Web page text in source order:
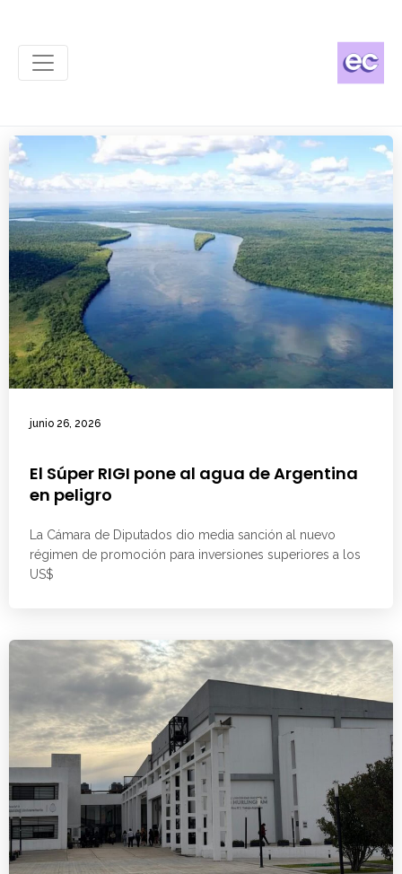
junio 26, 2026
El Súper RIGI pone al agua de Argentina
en peligro
La Cámara de Diputados dio media sanción al nuevo
régimen de promoción para inversiones superiores a los
US$